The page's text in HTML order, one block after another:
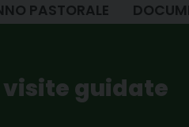
PASTORALE
visite guidate